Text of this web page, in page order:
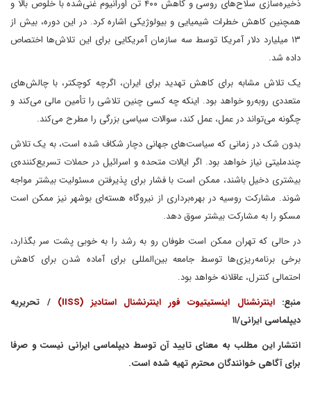
ذخیره‌سازی سلاح‌های روسی و کاهش ۴۰۰ تن اورانیوم غنی‌شده با خلوص بالا و
همچنین کاهش خطرات شیمیایی و بیولوژیکی اشاره کرد. در این دوره، بیش از
۱۳ میلیارد دلار آمریکا توسط سه سازمان آمریکایی برای این تلاش‌ها اختصاص
داده شد.
یک تلاش مشابه برای کاهش تهدید برای ایران، اگرچه کوچکتر، با چالش‌های
متعددی روبه‌رو خواهد بود. اینکه چه کسی چنین تلاشی را تأمین مالی می‌کند و
چگونه می‌تواند در عمل، عمل کند، سوالات سیاسی بزرگی را مطرح می‌کند.
بدون شک در زمانی که سیاست‌های جهانی دچار شکاف شده است، به یک تلاش
چندملیتی نیاز خواهد بود. اگر ایالات متحده و اسرائیل در حملات تسریع‌کننده‌ی
بیشتری دخیل باشند، ممکن است با فشار برای پذیرفتن مسئولیت بیشتر مواجه
شوند. مشارکت روسیه در بهره‌برداری از نیروگاه هسته‌ای بوشهر نیز ممکن است
مسکو را به مشارکت بیشتر سوق دهد.
در حالی که تهران ممکن است طوفان رو به رشد را به خوبی پشت سر بگذارد،
برخی برنامه‌ریزی‌ها توسط جامعه بین‌المللی برای آماده شدن برای کاهش
احتمالی کنترل، عاقلانه خواهد بود.
منبع:اینترنشنال اینستیتیوت فور اینترنشنال استادیز (IISS)
/ تحریریه
دیپلماسی ایرانی/۱۱
انتشار این مطلب به معنای تایید آن توسط دیپلماسی ایرانی نیست و صرفا
برای آگاهی خوانندگان محترم تهیه شده است.